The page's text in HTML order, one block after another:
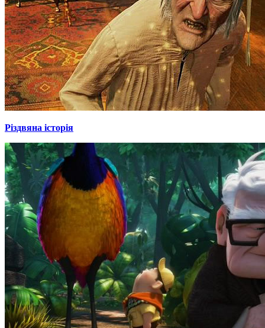
Різдвяна історія